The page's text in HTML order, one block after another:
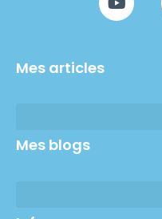
Mes articles
Mes blogs